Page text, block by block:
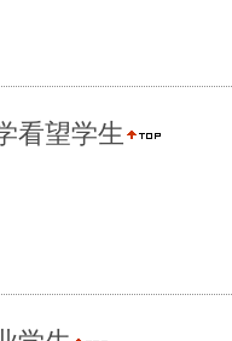
看望学生